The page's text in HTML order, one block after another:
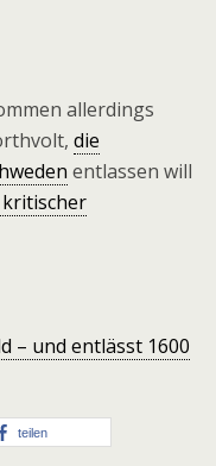
allerdings
die
entlassen will
– und entlässt 1600
teilen